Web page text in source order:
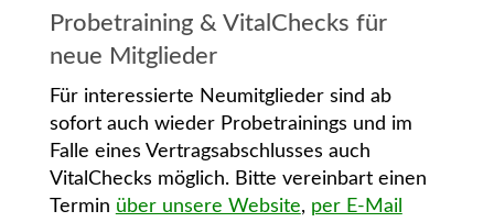
Probetraining & VitalChecks für
neue Mitglieder
Für interessierte Neumitglieder sind ab
sofort auch wieder Probetrainings und im
Falle eines Vertragsabschlusses auch
VitalChecks möglich. Bitte vereinbart einen
Termin über unsere Website, per E-Mail